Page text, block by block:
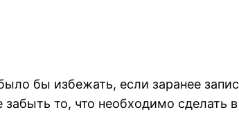
бы избежать, если заранее
то, что необходимо сделать